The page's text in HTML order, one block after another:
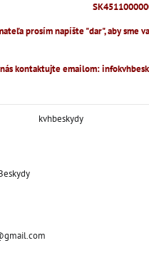
prosím napíšte "dar", aby sme
kontaktujte emailom:
kvhbeskydy